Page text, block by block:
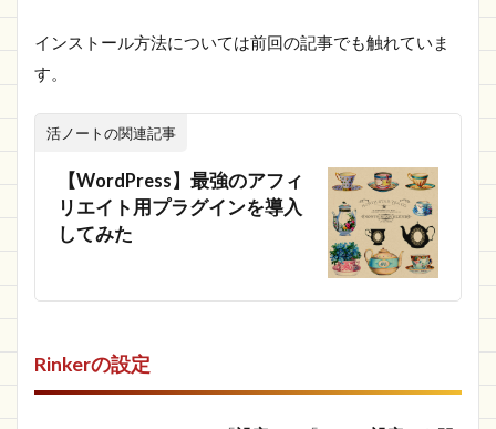
インストール方法については前回の記事でも触れていま
す。
活ノートの関連記事
【WordPress】最強のアフィ
リエイト用プラグインを導入
してみた
Rinkerの設定